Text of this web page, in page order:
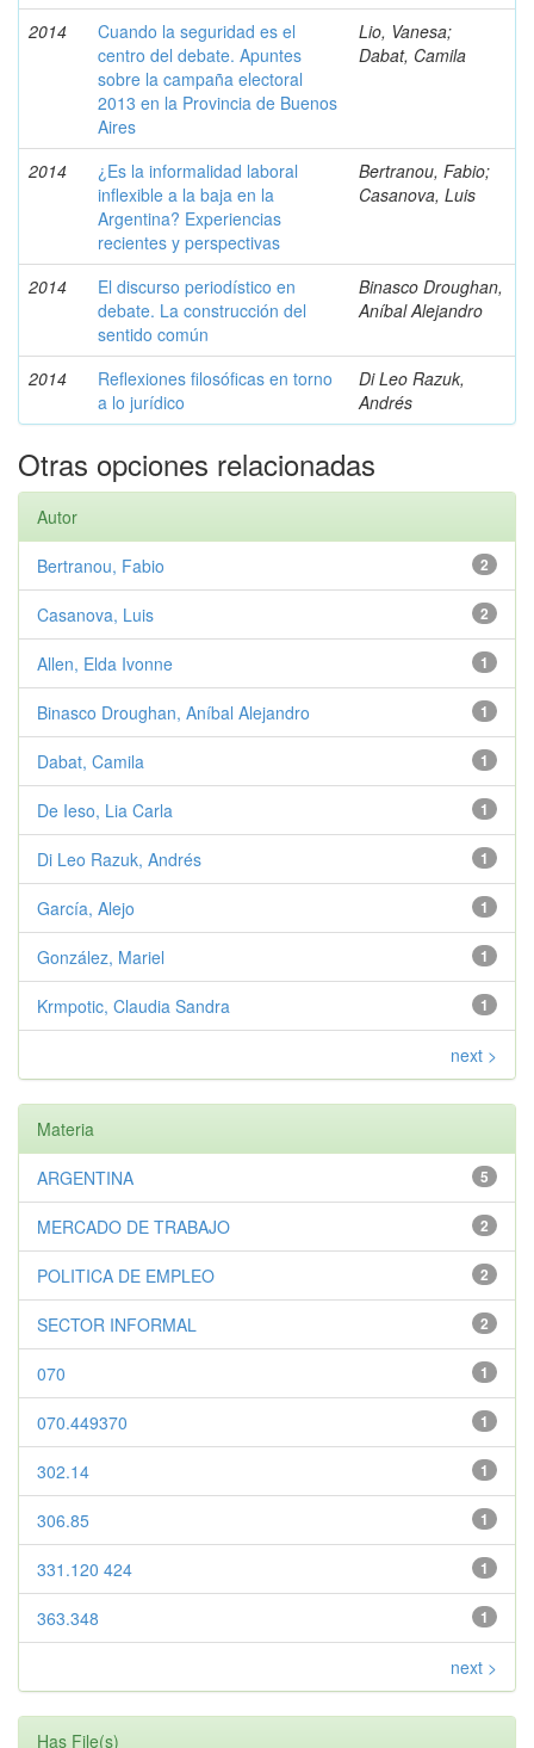
2014
Cuando la seguridad es el
centro del debate. Apuntes
sobre la campaña electoral
2013 en la Provincia de Buenos
Aires
Lio, Vanesa;
Dabat, Camila
2014
¿Es la informalidad laboral
inflexible a la baja en la
Argentina? Experiencias
recientes y perspectivas
Bertranou, Fabio;
Casanova, Luis
2014
El discurso periodístico en
debate. La construcción del
sentido común
Binasco Droughan,
Aníbal Alejandro
2014
Reflexiones filosóficas en torno
a lo jurídico
Di Leo Razuk,
Andrés
Otras opciones relacionadas
Autor
2
Bertranou, Fabio
2
Casanova, Luis
1
Allen, Elda Ivonne
1
Binasco Droughan, Aníbal Alejandro
1
Dabat, Camila
1
De Ieso, Lia Carla
1
Di Leo Razuk, Andrés
1
García, Alejo
1
González, Mariel
1
Krmpotic, Claudia Sandra
next >
Materia
5
ARGENTINA
2
MERCADO DE TRABAJO
2
POLITICA DE EMPLEO
2
SECTOR INFORMAL
1
070
1
070.449370
1
302.14
1
306.85
1
331.120 424
1
363.348
next >
Has File(s)